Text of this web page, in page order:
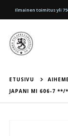
Ilmainen toimitus yli
ETUSIVU
JAPANI MI 606-7 **/